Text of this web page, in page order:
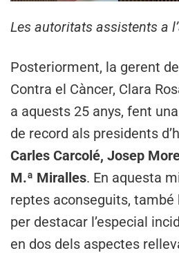
Les autoritats assistents a
Posteriorment, la gerent
Contra el Càncer, Clara
a aquests 25 anys, fent
de record als presidents
Carles Carcolé, Josep
M.ª Miralles. En aquesta
reptes aconseguits, també
per destacar l’especial
en dos dels aspectes